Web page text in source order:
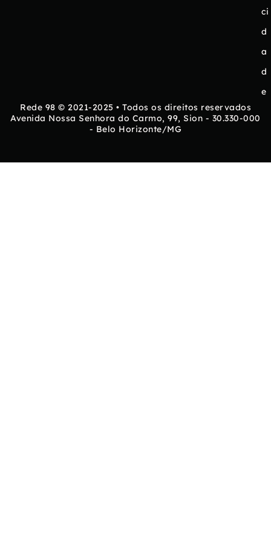
ci
d
a
d
e
Rede 98 © 2021-2025 • Todos os direitos reservados
Avenida Nossa Senhora do Carmo, 99, Sion - 30.330-000
- Belo Horizonte/MG